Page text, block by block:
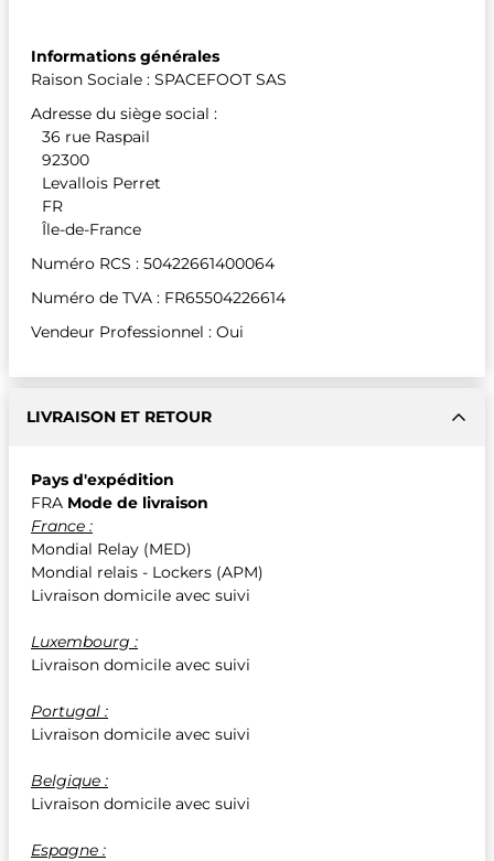
Informations générales
Raison Sociale : SPACEFOOT SAS
Adresse du siège social :
36 rue Raspail
92300
Levallois Perret
FR
Île-de-France
Numéro RCS : 50422661400064
Numéro de TVA : FR65504226614
Vendeur Professionnel : Oui
LIVRAISON ET RETOUR
Pays d'expédition
FRA Mode de livraison
France :
Mondial Relay (MED)
Mondial relais - Lockers (APM)
Livraison domicile avec suivi
Luxembourg :
Livraison domicile avec suivi
Portugal :
Livraison domicile avec suivi
Belgique :
Livraison domicile avec suivi
Espagne :